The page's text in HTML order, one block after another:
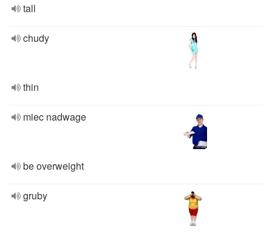
tall
chudy
thin
miec nadwage
be overweight
gruby